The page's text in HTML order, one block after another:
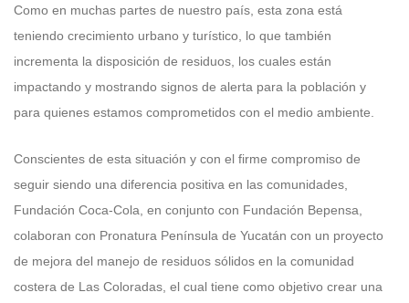
Como en muchas partes de nuestro país, esta zona está
teniendo crecimiento urbano y turístico, lo que también
incrementa la disposición de residuos, los cuales están
impactando y mostrando signos de alerta para la población y
para quienes estamos comprometidos con el medio ambiente.
Conscientes de esta situación y con el firme compromiso de
seguir siendo una diferencia positiva en las comunidades,
Fundación Coca-Cola, en conjunto con Fundación Bepensa,
colaboran con Pronatura Península de Yucatán con un proyecto
de mejora del manejo de residuos sólidos en la comunidad
costera de Las Coloradas, el cual tiene como objetivo crear una